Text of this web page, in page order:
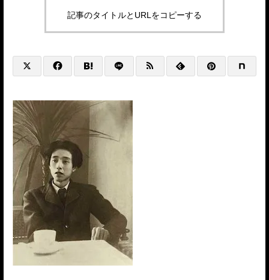
記事のタイトルとURLをコピーする
@HP+SNS